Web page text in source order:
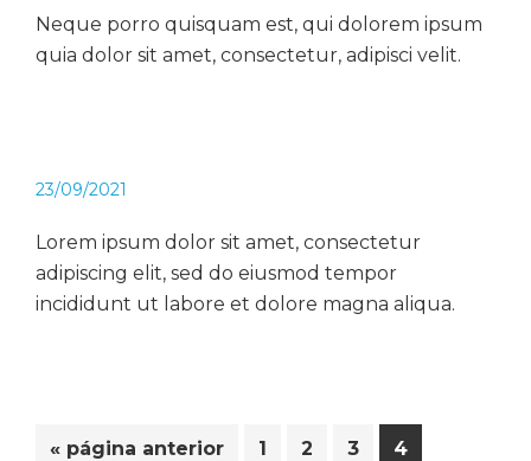
Neque porro quisquam est, qui dolorem ipsum
quia dolor sit amet, consectetur, adipisci velit.
23/09/2021
Lorem ipsum dolor sit amet, consectetur
adipiscing elit, sed do eiusmod tempor
incididunt ut labore et dolore magna aliqua.
« Ir
página anterior Página
1 Página
2 Página
3 Página
4